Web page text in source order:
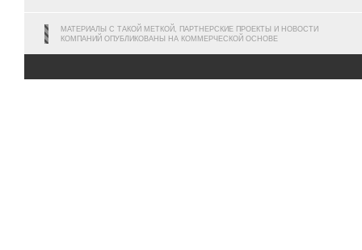
МАТЕРИАЛЫ С ТАКОЙ МЕТКОЙ, ПАРТНЕРСКИЕ ПРОЕКТЫ И НОВОСТИ
КОМПАНИЙ ОПУБЛИКОВАНЫ НА КОММЕРЧЕСКОЙ ОСНОВЕ